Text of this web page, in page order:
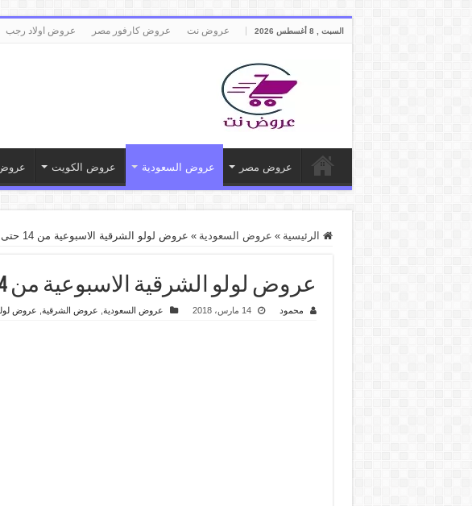
السبت , 8 أغسطس 2026 عروض نت عروض كارفور مصر عروض اولاد رجب
عروض مصر عروض السعودية عروض الكويت عروض
الرئيسية » عروض السعودية » عروض لولو الشرقية الاسبوعية من 14 حتى 20 مارس 2018
عروض لولو الشرقية الاسبوعية من 14 حتى 20 مارس 2018
محمود 14 مارس، 2018 عروض السعودية عروض الشرقية عروض